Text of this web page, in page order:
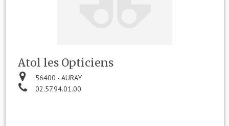
Atol les Opticiens
56400 - AURAY
02.57.94.01.00